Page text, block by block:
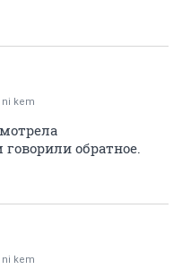
ni kem
обратное.
ni kem